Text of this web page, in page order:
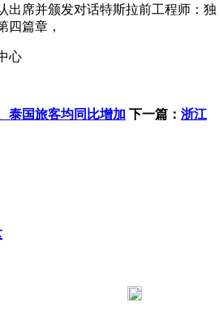
出席并颁发对话特斯拉前工程师：独
四篇章，
心
泰国旅客均同比增加 下一篇： 浙江